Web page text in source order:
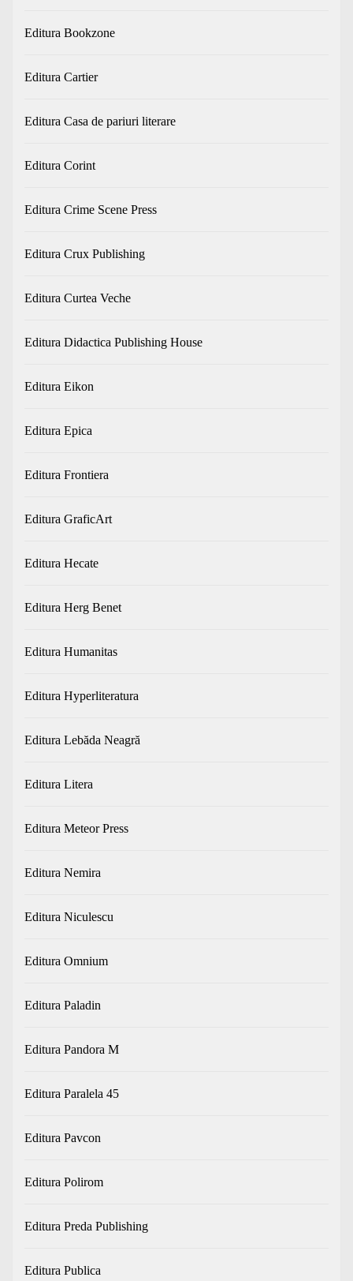
Editura Bookzone
Editura Cartier
Editura Casa de pariuri literare
Editura Corint
Editura Crime Scene Press
Editura Crux Publishing
Editura Curtea Veche
Editura Didactica Publishing House
Editura Eikon
Editura Epica
Editura Frontiera
Editura GraficArt
Editura Hecate
Editura Herg Benet
Editura Humanitas
Editura Hyperliteratura
Editura Lebăda Neagră
Editura Litera
Editura Meteor Press
Editura Nemira
Editura Niculescu
Editura Omnium
Editura Paladin
Editura Pandora M
Editura Paralela 45
Editura Pavcon
Editura Polirom
Editura Preda Publishing
Editura Publica